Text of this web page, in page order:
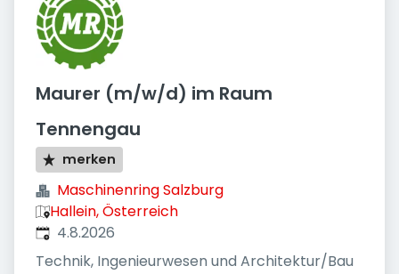
Maurer (m/w/d) im Raum
Tennengau
merken
Maschinenring Salzburg
Hallein, Österreich
Veröffentlicht
4.8.2026
Technik, Ingenieurwesen und Architektur/Bau